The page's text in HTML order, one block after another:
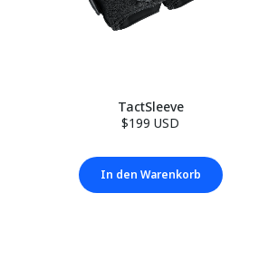
TactSleeve
$199 USD
In den Warenkorb